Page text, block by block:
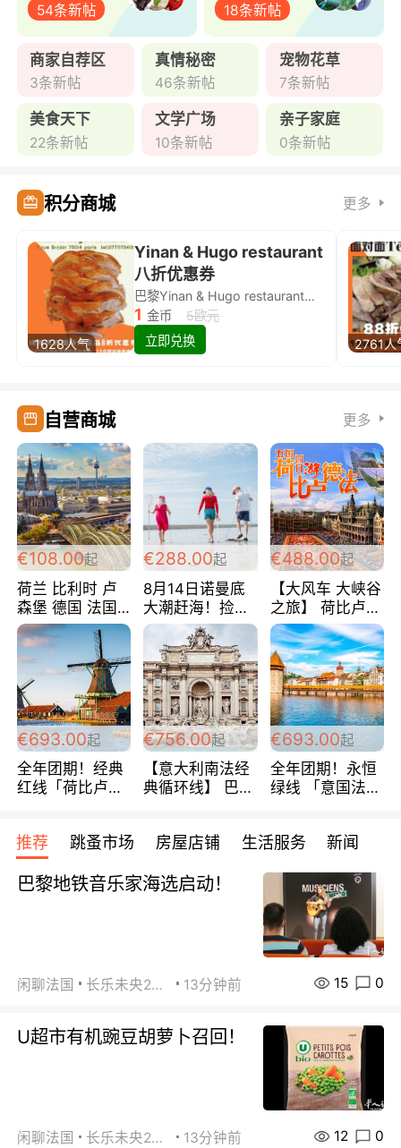
54条新帖 18条新帖
商家自荐区
3条新帖
真情秘密
46条新帖
宠物花草
7条新帖
美食天下
22条新帖
文学广场
10条新帖
亲子家庭
0条新帖
积分商城 更多
1628人气
Yinan & Hugo restaurant
八折优惠券
巴黎Yinan & Hugo restaurant除简餐类全场8折
1 金币
5欧元
立即兑换
2761人
自营商城 更多
€108.00起
荷兰 比利时 卢
森堡 德国 法国
超爽玩遍西欧 循
环线 全程四星宾
馆 108欧/人/天
€288.00起
8月14日诺曼底
大潮赶海！捡海
鲜！轻轻松松海
边爽玩三日游
288欧/人
€488.00起
【大风车 大峡谷
之旅】 荷比卢德
法 巴黎上下 经
典五国四日游
488欧/人
€693.00起
全年团期！经典
红线「荷比卢德
天！巴黎上下！
包拼房~
€756.00起
【意大利南法经
典循环线】 巴黎
宾馆 108欧/天起
€693.00起
全年团期！永恒
绿线 「意国法
欧/天起 ~包拼房
推荐 跳蚤市场 房屋店铺 生活服务 新闻
巴黎地铁音乐家海选启动！
闲聊法国 长乐未央2015 13分钟前 15 0
U超市有机豌豆胡萝卜召回！
闲聊法国 长乐未央2015 13分钟前 12 0